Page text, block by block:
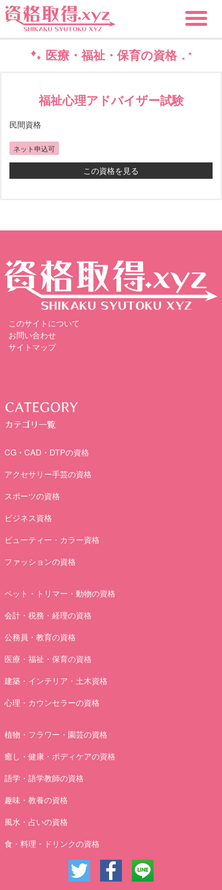
医療・福祉・保育の資格
福祉心理アドバイザー試験
民間資格
ネット申込可
この資格を見る
このサイトについて
お問い合わせ
サイトマップ
CG・CAD・DTPの資格
アクセサリー手芸の資格
スポーツの資格
ビジネス資格
ビューティー・カラー資格
ファッションの資格
ペット・トリマー・動物の資格
会計・税務・経理の資格
公務員・教育の資格
医療・福祉・保育の資格
建築・インテリア・土木資格
心理・カウンセラーの資格
植物・フラワー・園芸の資格
癒し・健康・ボディケアの資格
語学・語学教師の資格
趣味・教養の資格
風水・占いの資格
食・料理・ドリンクの資格